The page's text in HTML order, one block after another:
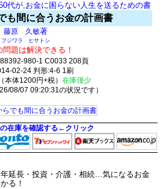
代が,お金に困らない人生を送るための書
も間に合うお金の計画書
藤原 久敏著
フジワラ ヒサトシ
問題は解決できる！
980-1 C0033 208頁
02-24 判形:4-6 1刷
本体1200円+税）在庫僅少
08/07 09:20:31の状況です）
在庫を確認する←クリック
延長・投資・介護・相続…気になるお金
る！